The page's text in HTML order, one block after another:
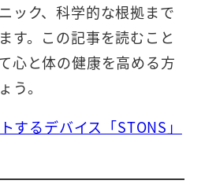
ック、科学的な根拠まで
す。この記事を読むこと
心と体の健康を高める方
う。
するデバイス「STONS」